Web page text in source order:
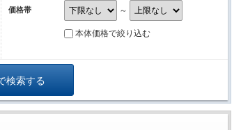
価格帯 ～
本体価格で絞り込む